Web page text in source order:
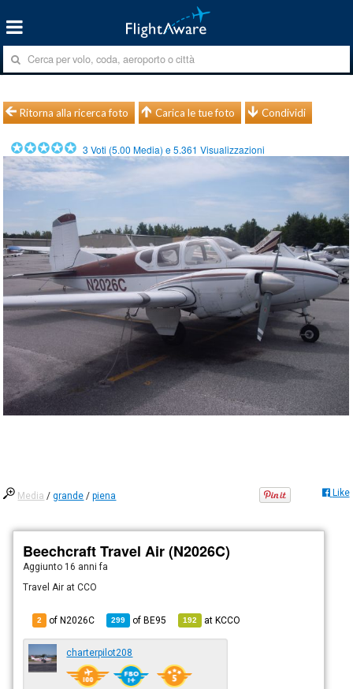
Ritorna alla ricerca foto Carica le tue foto Condividi
3 Voti (5.00 Media) e5.361 Visualizzazioni
Media /grande /piena Like
Beechcraft Travel Air (N2026C)
Aggiunto 16 anni fa
Travel Air at CCO
2 of N2026C 299 ofBE95 192 atKCCO
charterpilot208